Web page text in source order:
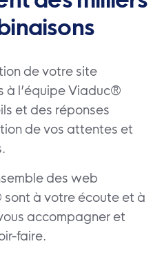
de votre site
à l’équipe Viaduc®
et des réponses
de vos attentes et
des web
à votre écoute et à
accompagner et
faire.